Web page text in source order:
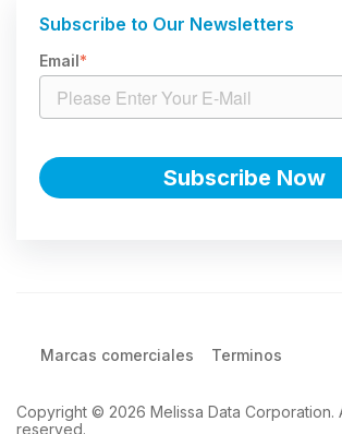
Subscribe to Our Newsletters
Email*
Marcas comerciales Terminos
Copyright © 2026 Melissa Data Corporation.
reserved.